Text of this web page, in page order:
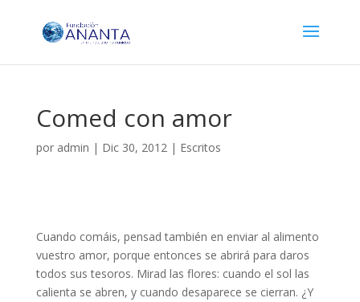
Comed con amor
por admin | Dic 30, 2012| Escritos
Cuando comáis, pensad también en enviar al alimento
vuestro amor, porque entonces se abrirá para daros
todos sus tesoros. Mirad las flores: cuando el sol las
calienta se abren, y cuando desaparece se cierran. ¿Y